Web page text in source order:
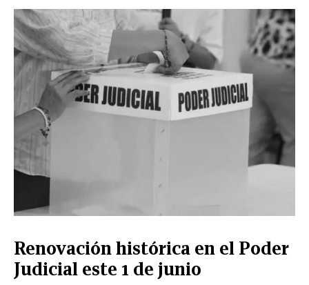
Renovación histórica en el Poder
Judicial este 1 de junio